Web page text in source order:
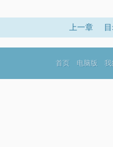
上一章
首页 电脑版 我